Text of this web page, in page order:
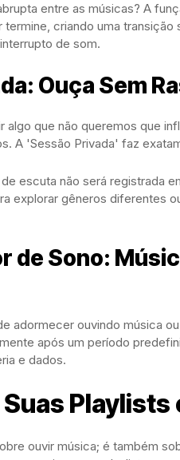
entre as músicas? A
criando uma
de som.
Ouça Sem
algo que não queremos que
A 'Sessão Privada' faz
escuta não será registrada
explorar gêneros diferentes
de Sono:
adormecer ouvindo música
após um período
e dados.
ouvir música; é também